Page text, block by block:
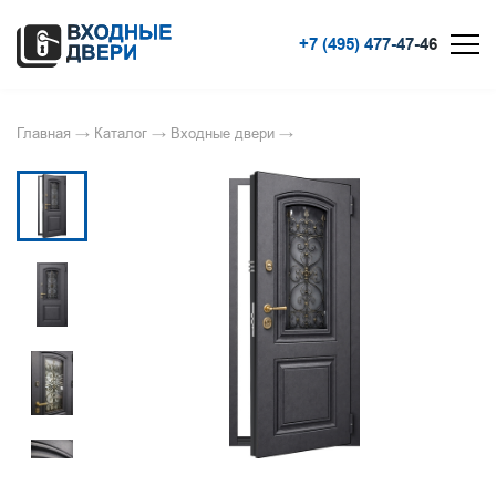
+7 (495) 477-47-46
Главная → Каталог → Входные двери →